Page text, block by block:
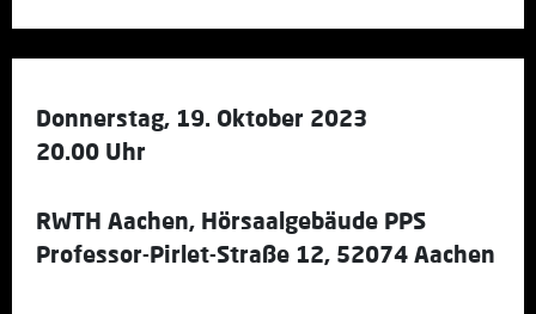
Donnerstag, 19. Oktober 2023
20.00 Uhr
RWTH Aachen, Hörsaalgebäude PPS
Professor-Pirlet-Straße 12, 52074 Aachen